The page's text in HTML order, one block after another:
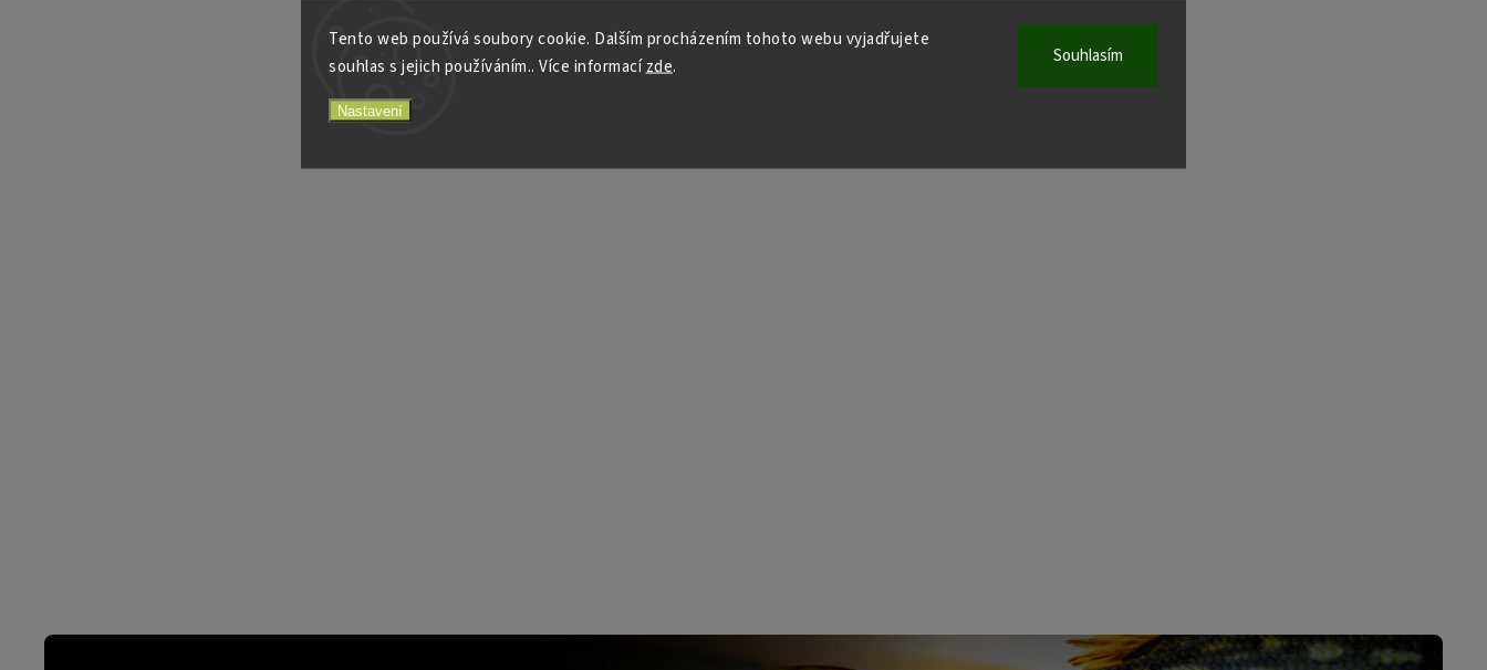
Tento web používá soubory cookie. Dalším procházením tohoto webu vyjadřujete
souhlas s jejich používáním.. Více informacízde.
Nastavení
Souhlasím